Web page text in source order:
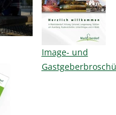
Image- und